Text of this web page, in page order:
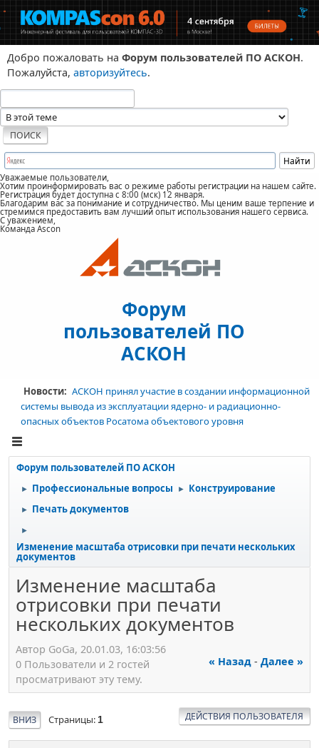
Добро пожаловать на Форум пользователей ПО АСКОН.
Пожалуйста, авторизуйтесь.
Уважаемые пользователи,
Хотим проинформировать вас о режиме работы регистрации на нашем сайте.
Регистрация будет доступна с 8:00 (мск) 12 января.
Благодарим вас за понимание и сотрудничество. Мы ценим ваше терпение и
стремимся предоставить вам лучший опыт использования нашего сервиса.
С уважением,
Команда Ascon
Форум
пользователей ПО
АСКОН
Новости: АСКОН принял участие в создании информационной
системы вывода из эксплуатации ядерно- и радиационно-
опасных объектов Росатома объектового уровня
Форум пользователей ПО АСКОН
► Профессиональные вопросы ► Конструирование
► Печать документов
►
Изменение масштаба отрисовки при печати нескольких
документов
Изменение масштаба
отрисовки при печати
нескольких документов
Автор GoGa, 20.01.03, 16:03:56
« Назад - Далее »
0 Пользователи и 2 гостей
просматривают эту тему.
ВНИЗ Страницы 1 ДЕЙСТВИЯ ПОЛЬЗОВАТЕЛЯ